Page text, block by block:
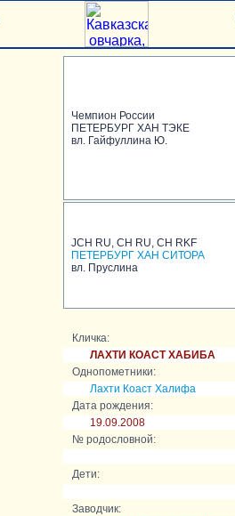
Чемпион России
ПЕТЕРБУРГ ХАН ТЭКЕ
вл. Гайфуллина Ю.
JCH RU, CH RU, CH RKF
ПЕТЕРБУРГ ХАН СИТОРА
вл. Пруслина
Кличка:
ЛАХТИ КОАСТ ХАБИБА
Однопометники:
Лахти Коаст Халифа
Дата рождения:
19.09.2008
№ родословной:
Дети:
Заводчик: